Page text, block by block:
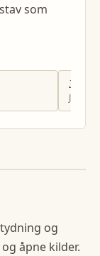
som
og
og åpne kilder.